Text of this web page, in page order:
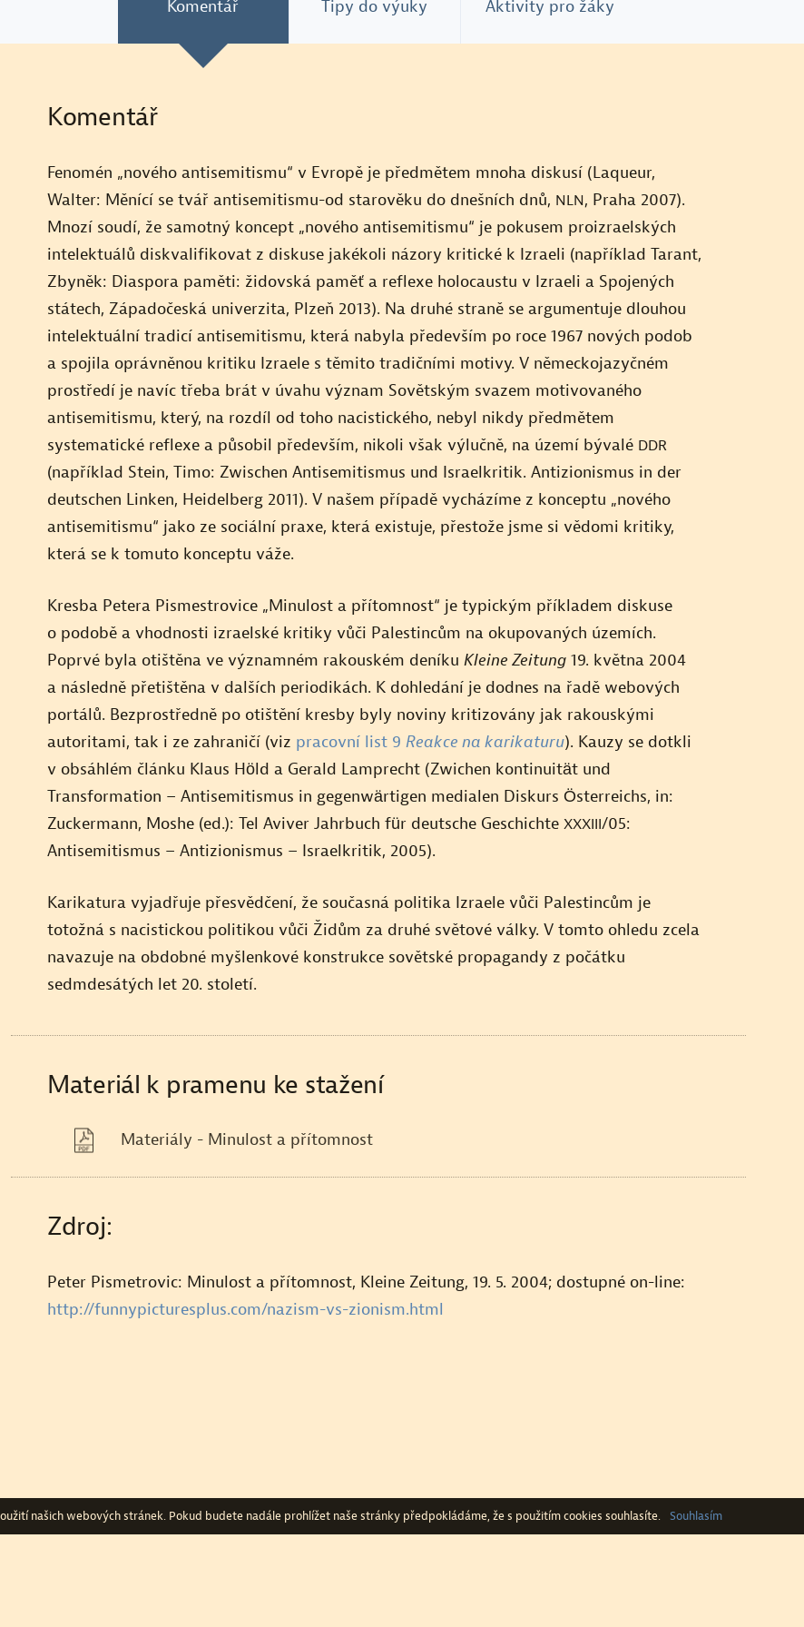
13. Arabsko-izraelský konflikt z československé
16. Obraz Izraele v dobové a současné
publicistice
Historie se opakuje
Izrael v normalizační perspektivě
Izraelský militarismus
Kapitál
Konflikt
Minulost a přítomnost
perspektivě
Obraz Moše Dajana
Reflexe šestidenní války
Sionismus a nacismus
Zbraně pro Izrael
Zpravodajství o izraelské společnosti
Komentář Tipy do výuky Aktivity pro žáky
Komentář
Fenomén „nového antisemitismu“ v Evropě je předmětem mnoha diskusí (Laqueur,
Walter: Měnící se tvář antisemitismu-od starověku do dnešních dnů, NLN, Praha 2007).
Mnozí soudí, že samotný koncept „nového antisemitismu“ je pokusem proizraelských
intelektuálů diskvalifikovat z diskuse jakékoli názory kritické k Izraeli (například Tarant,
Zbyněk: Diaspora paměti: židovská paměť a reflexe holocaustu v Izraeli a Spojených
státech, Západočeská univerzita, Plzeň 2013). Na druhé straně se argumentuje dlouhou
intelektuální tradicí antisemitismu, která nabyla především po roce 1967 nových podob
a spojila oprávněnou kritiku Izraele s těmito tradičními motivy. V německojazyčném
prostředí je navíc třeba brát v úvahu význam Sovětským svazem motivovaného
antisemitismu, který, na rozdíl od toho nacistického, nebyl nikdy předmětem
systematické reflexe a působil především, nikoli však výlučně, na území bývalé DDR
(například Stein, Timo: Zwischen Antisemitismus und Israelkritik. Antizionismus in der
deutschen Linken, Heidelberg 2011). V našem případě vycházíme z konceptu „nového
antisemitismu“ jako ze sociální praxe, která existuje, přestože jsme si vědomi kritiky,
která se k tomuto konceptu váže.
Kresba Petera Pismestrovice „Minulost a přítomnost“ je typickým příkladem diskuse
o podobě a vhodnosti izraelské kritiky vůči Palestincům na okupovaných územích.
Poprvé byla otištěna ve významném rakouském deníku Kleine Zeitung 19. května 2004
a následně přetištěna v dalších periodikách. K dohledání je dodnes na řadě webových
portálů. Bezprostředně po otištění kresby byly noviny kritizovány jak rakouskými
autoritami, tak i ze zahraničí (viz pracovní list 9 Reakce na karikaturu). Kauzy se dotkli
v obsáhlém článku Klaus Höld a Gerald Lamprecht (Zwichen kontinuität und
Transformation – Antisemitismus in gegenwärtigen medialen Diskurs Österreichs, in:
Zuckermann, Moshe (ed.): Tel Aviver Jahrbuch für deutsche Geschichte XXXIII/05:
Antisemitismus – Antizionismus – Israelkritik, 2005).
Karikatura vyjadřuje přesvědčení, že současná politika Izraele vůči Palestincům je
totožná s nacistickou politikou vůči Židům za druhé světové války. V tomto ohledu zcela
navazuje na obdobné myšlenkové konstrukce sovětské propagandy z počátku
sedmdesátých let 20. století.
Materiál k pramenu ke stažení
Materiály - Minulost a přítomnost
Zdroj:
Peter Pismetrovic: Minulost a přítomnost, Kleine Zeitung, 19. 5. 2004; dostupné on-line:
http://funnypicturesplus.com/nazism-vs-zionism.html
našich webových stránek. Pokud budete nadále prohlížet naše stránky předpokládáme, že s použitím cookies souhlasíte. Souhlasím